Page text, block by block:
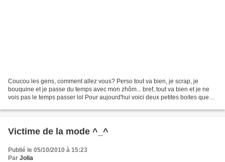
Coucou les gens, comment allez vous? Perso tout va bien, je scrap, je
bouquine et je passe du temps avec mon zhôm... bref, tout va bien et je ne
vois pas le temps passer lol Pour aujourd'hui voici deux petites boites que
Victime de la mode ^_^
Publié le 05/10/2010 à 15:23
Par Jolia